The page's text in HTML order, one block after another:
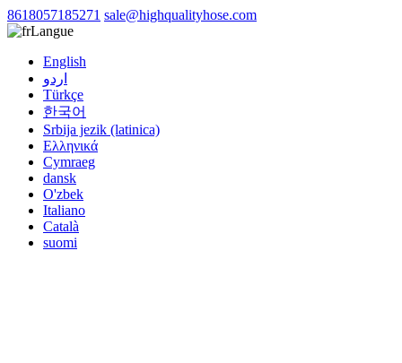
8618057185271 sale@highqualityhose.com
Langue
English
اردو
Türkçe
한국어
Srbija jezik (latinica)
Ελληνικά
Cymraeg
dansk
O'zbek
Italiano
Català
suomi